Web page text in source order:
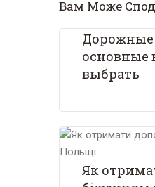
Вам Може
основные
выбрать
Як